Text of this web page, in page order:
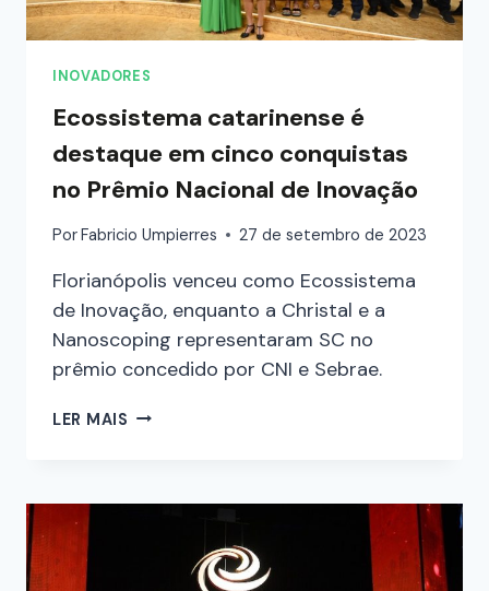
INOVADORES
Ecossistema catarinense é
destaque em cinco conquistas
no Prêmio Nacional de Inovação
PorFabricio Umpierres 27 de setembro de 2023
Florianópolis venceu como Ecossistema
de Inovação, enquanto a Christal e a
Nanoscoping representaram SC no
prêmio concedido por CNI e Sebrae.
LER MAIS